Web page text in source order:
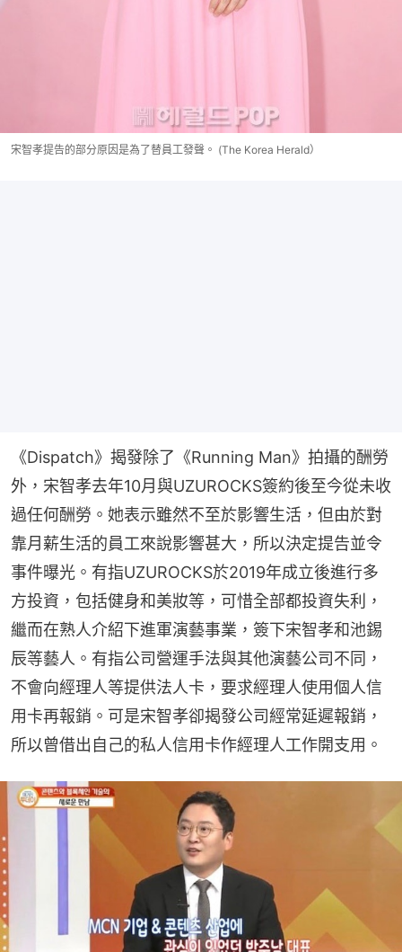
宋智孝提告的部分原因是為了替員工發聲。 (The Korea Herald）
《Dispatch》揭發除了《Running Man》拍攝的酬勞
外，宋智孝去年10月與UZUROCKS簽約後至今從未收
過任何酬勞。她表示雖然不至於影響生活，但由於對
靠月薪生活的員工來說影響甚大，所以決定提告並令
事件曝光。有指UZUROCKS於2019年成立後進行多
方投資，包括健身和美妝等，可惜全部都投資失利，
繼而在熟人介紹下進軍演藝事業，簽下宋智孝和池錫
辰等藝人。有指公司營運手法與其他演藝公司不同，
不會向經理人等提供法人卡，要求經理人使用個人信
用卡再報銷。可是宋智孝卻揭發公司經常延遲報銷，
所以曾借出自己的私人信用卡作經理人工作開支用。